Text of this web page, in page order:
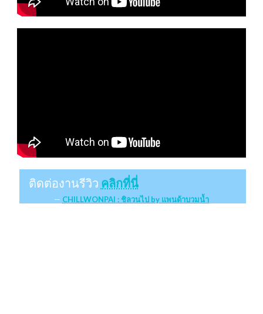
ติดต่องานรีวิว คลิกที่นี่
CHILLWONPAI : ชิลวนไป by แพนด้าบวมน้ำ